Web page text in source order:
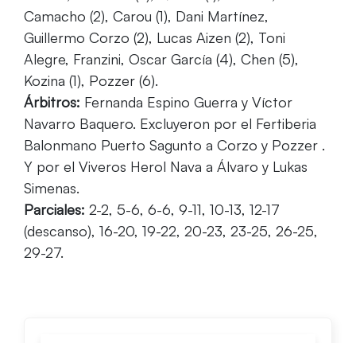
Camacho (2), Carou (1), Dani Martínez,
Guillermo Corzo (2), Lucas Aizen (2), Toni
Alegre, Franzini, Oscar García (4), Chen (5),
Kozina (1), Pozzer (6).
Árbitros: Fernanda Espino Guerra y Víctor
Navarro Baquero. Excluyeron por el Fertiberia
Balonmano Puerto Sagunto a Corzo y Pozzer .
Y por el Viveros Herol Nava a Álvaro y Lukas
Simenas.
Parciales: 2-2, 5-6, 6-6, 9-11, 10-13, 12-17
(descanso), 16-20, 19-22, 20-23, 23-25, 26-25,
29-27.